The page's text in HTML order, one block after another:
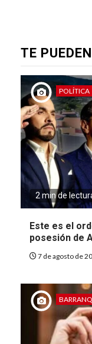
TE
POLÍTICA
2 min de
Este es el
posesión de
7 de agosto de